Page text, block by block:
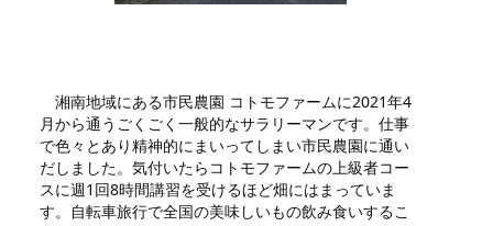
湘南地域にある市民農園 コトモファームに2021年4
月から通うごくごく一般的なサラリーマンです。仕事
で色々とあり精神的にまいってしまい市民農園に通い
だしました。気付いたらコトモファームの上級者コー
スに週1回8時間講習を受けるほど畑にはまっていま
す。自転車旅行で全国の美味しいもの飲み食いするこ